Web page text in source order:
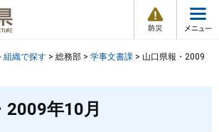
情
メ
ュ
織で探す サイトマップで探す
組織で探す > 総務部 > 学事文書課 > 山口県報・2009
2009年10月